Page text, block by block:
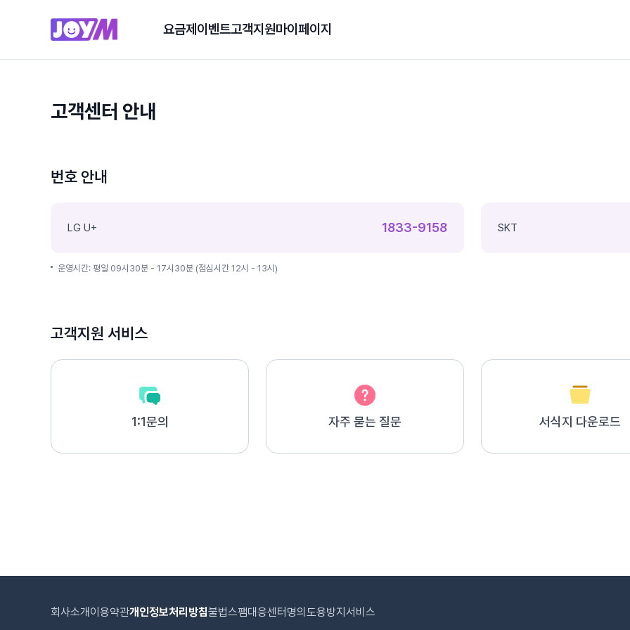
요금제 이벤트고객지원마이페이지
고객센터 안내
번호 안내
LG U+ 1833-9158 SKT
운영시간: 평일 09시30분 - 17시30분 (점심시간 12시 - 13시)
고객지원 서비스
1:1문의 자주 묻는 질문 서식지 다운로드
회사소개 이용약관개인정보처리방침불법스팸대응센터 명의도용방지서비스